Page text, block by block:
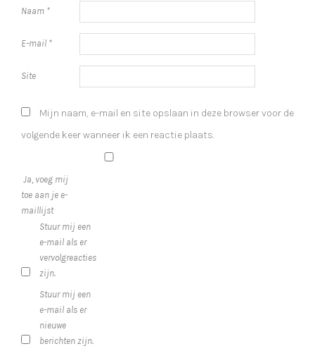
Naam *
E-mail *
Site
Mijn naam, e-mail en site opslaan in deze browser voor de
volgende keer wanneer ik een reactie plaats.
Ja, voeg mij
toe aan je e-
maillijst
Stuur mij een
e-mail als er
vervolgreacties
zijn.
Stuur mij een
e-mail als er
nieuwe
berichten zijn.